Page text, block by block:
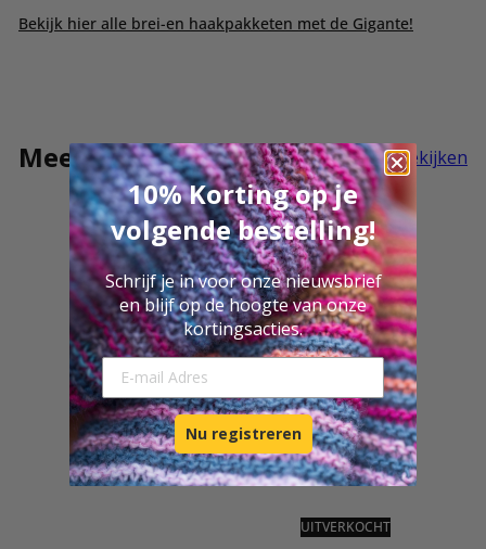
Bekijk hier alle brei-en haakpakketen met de Gigante!
Meer Gigante Alles bekijken
UITVERKOCHT
10% Korting op je
volgende bestelling!
Schrijf je in voor onze nieuwsbrief
en blijf op de hoogte van onze
kortingsacties.
E-mail Adresse
Nu registreren